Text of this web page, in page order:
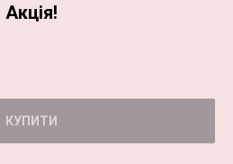
КУПИТИ